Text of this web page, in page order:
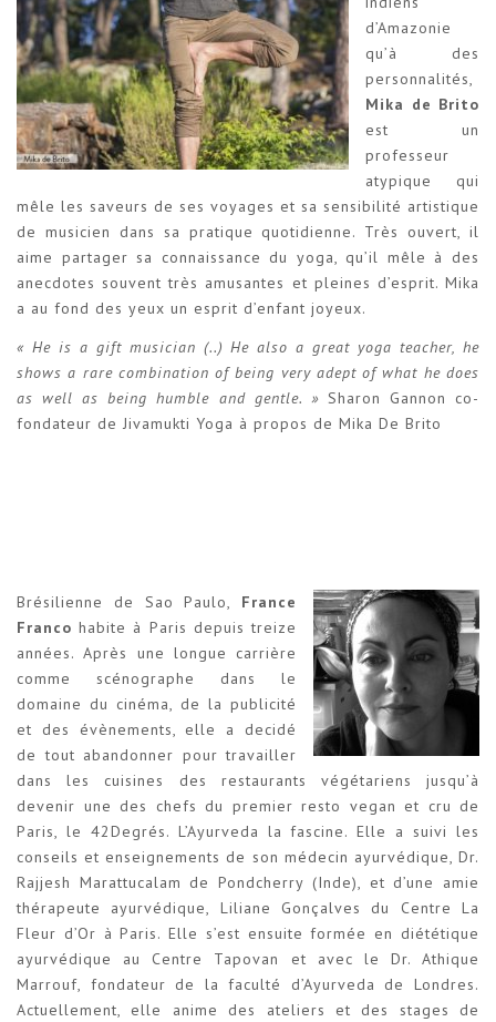
d’Amazonie
qu’à des
personnalités,
Mika de Brito
est un
professeur
atypique qui
mêle les saveurs de ses voyages et sa sensibilité artistique
de musicien dans sa pratique quotidienne. Très ouvert, il
aime partager sa connaissance du yoga, qu’il mêle à des
anecdotes souvent très amusantes et pleines d’esprit. Mika
a au fond des yeux un esprit d’enfant joyeux.
« He is a gift musician (..) He also a great yoga teacher, he
shows a rare combination of being very adept of what he does
as well as being humble and gentle. » Sharon Gannon co-
fondateur de Jivamukti Yoga à propos de Mika De Brito
Brésilienne de Sao Paulo, France
Franco habite à Paris depuis treize
années. Après une longue carrière
comme scénographe dans le
domaine du cinéma, de la publicité
et des évènements, elle a decidé
de tout abandonner pour travailler
dans les cuisines des restaurants végétariens jusqu’à
devenir une des chefs du premier resto vegan et cru de
Paris, le 42Degrés. L’Ayurveda la fascine. Elle a suivi les
conseils et enseignements de son médecin ayurvédique, Dr.
Rajjesh Marattucalam de Pondcherry (Inde), et d’une amie
thérapeute ayurvédique, Liliane Gonçalves du Centre La
Fleur d’Or à Paris. Elle s’est ensuite formée en diététique
ayurvédique au Centre Tapovan et avec le Dr. Athique
Marrouf, fondateur de la faculté d’Ayurveda de Londres.
Actuellement, elle anime des ateliers et des stages de